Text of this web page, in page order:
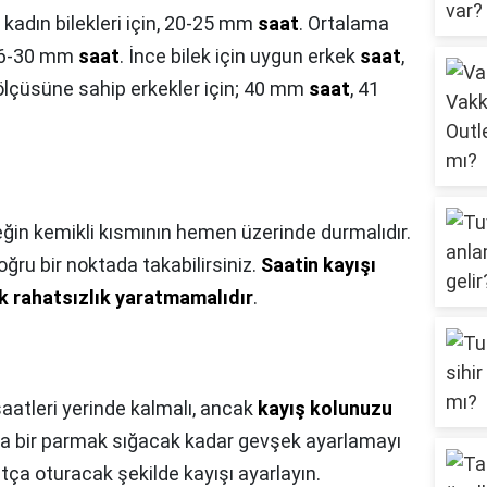
bilekleri için, 20-25 mm saat. Ortalama
30 mm saat. İnce bilek için uygun erkek saat,
sahip erkekler için; 40 mm saat, 41
kemikli kısmının hemen üzerinde durmalıdır.
bir noktada takabilirsiniz. Saatin kayışı
rahatsızlık yaratmamalıdır.
yerinde kalmalı, ancak kayış kolunuzu
bir parmak sığacak kadar gevşek ayarlamayı
oturacak şekilde kayışı ayarlayın.